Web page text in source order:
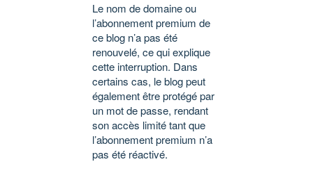
Le nom de domaine ou
l’abonnement premium de
ce blog n’a pas été
renouvelé, ce qui explique
cette interruption. Dans
certains cas, le blog peut
également être protégé par
un mot de passe, rendant
son accès limité tant que
l’abonnement premium n’a
pas été réactivé.